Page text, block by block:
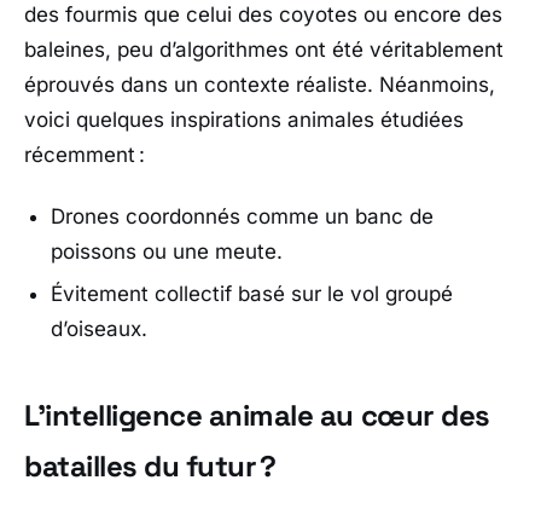
des fourmis que celui des coyotes ou encore des
baleines, peu d’algorithmes ont été véritablement
éprouvés dans un contexte réaliste. Néanmoins,
voici quelques inspirations animales étudiées
récemment :
Drones coordonnés comme un banc de
poissons ou une meute.
Évitement collectif basé sur le vol groupé
d’oiseaux.
L’intelligence animale au cœur des
batailles du futur ?